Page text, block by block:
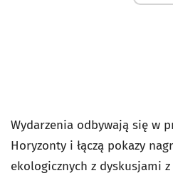
Wydarzenia odbywają się w
Horyzonty i łączą pokazy
ekologicznych z dyskusjami